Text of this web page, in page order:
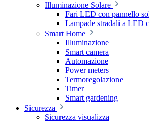
Illuminazione Solare
Fari LED con pannello
Lampade stradali a LED
Smart Home
Illuminazione
Smart camera
Automazione
Power meters
Termoregolazione
Timer
Smart gardening
Sicurezza
Sicurezza visualizza